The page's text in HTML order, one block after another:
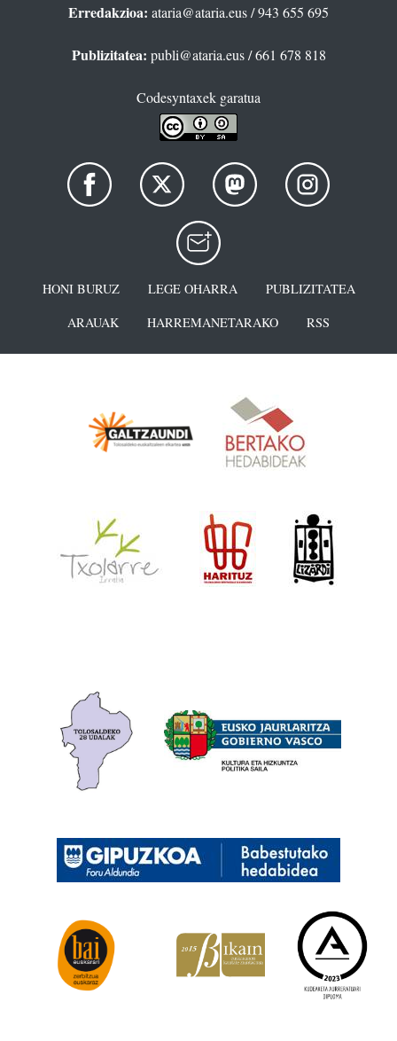
Erredakzioa: ataria@ataria.eus/ 943 655 695
Publizitatea: publi@ataria.eus/ 661 678 818
Codesyntaxek garatua
HONI BURUZ LEGE OHARRA
PUBLIZITATEA
ARAUAK
HARREMANETARAKO RSS